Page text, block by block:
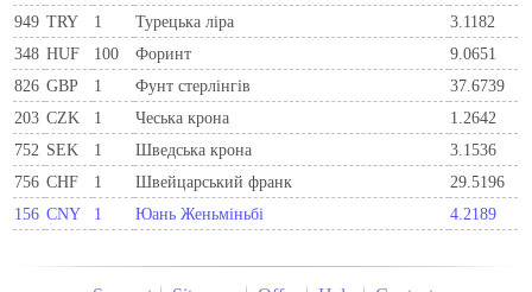
949 TRY 1 Турецька ліра
3.1182
348 HUF 100 Форинт
9.0651
826 GBP 1 Фунт стерлінгів
37.6739
203 CZK 1 Чеська крона
1.2642
752 SEK 1 Шведська крона
3.1536
756 CHF 1 Швейцарський франк
29.5196
156 CNY 1 Юань Женьміньбі 4.2189